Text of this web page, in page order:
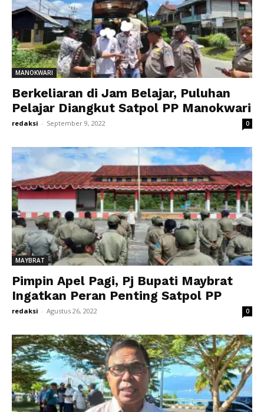
MANOKWARI
Berkeliaran di Jam Belajar, Puluhan
Pelajar Diangkut Satpol PP Manokwari
redaksi - September 9, 2022 0
MAYBRAT
Pimpin Apel Pagi, Pj Bupati Maybrat
Ingatkan Peran Penting Satpol PP
redaksi - Agustus 26, 2022 0